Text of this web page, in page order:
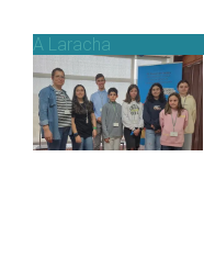
A Laracha